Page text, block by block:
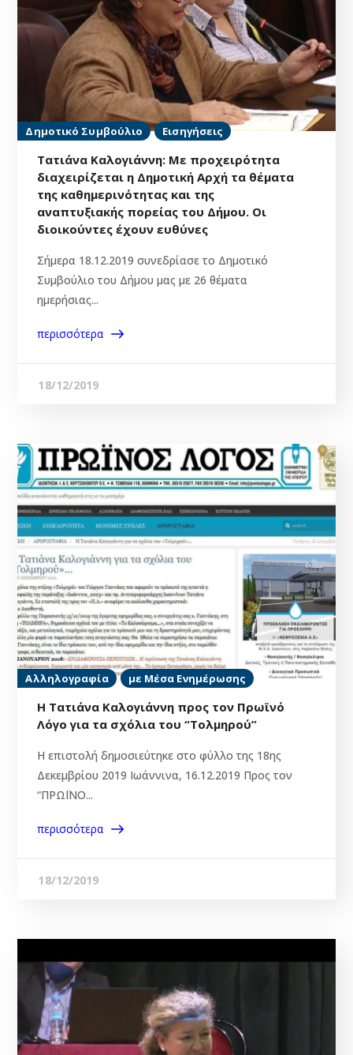
Δημοτικό Συμβούλιο Εισηγήσεις
Τατιάνα Καλογιάννη: Με προχειρότητα
διαχειρίζεται η Δημοτική Αρχή τα θέματα
της καθημερινότητας και της
αναπτυξιακής πορείας του Δήμου. Οι
διοικούντες έχουν ευθύνες
Σήμερα 18.12.2019 συνεδρίασε το Δημοτικό
Συμβούλιο του Δήμου μας με 26 θέματα
ημερήσιας...
περισσότερα
18/12/2019
Αλληλογραφία με Μέσα Ενημέρωσης
Η Τατιάνα Καλογιάννη προς τον Πρωϊνό
Λόγο για τα σχόλια του “Τολμηρού”
Η επιστολή δημοσιεύτηκε στο φύλλο της 18ης
Δεκεμβρίου 2019 Ιωάννινα, 16.12.2019 Προς τον
“ΠΡΩΪΝΟ...
περισσότερα
18/12/2019